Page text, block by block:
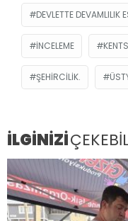
DEVLETTE DEVAMLILIK
INCELEME
ŞEHIRCILIK.
İLGİNİZİ